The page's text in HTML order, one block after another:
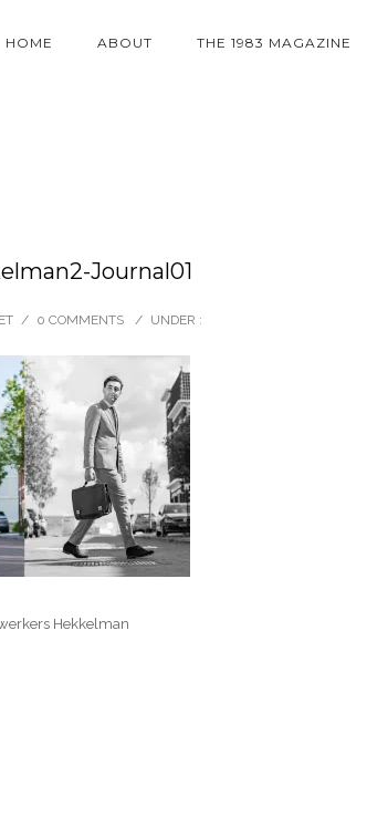
HOME ABOUT THE 1983 MAGAZINE
Journal01
/ 0 COMMENTS / UNDER :
Hekkelman